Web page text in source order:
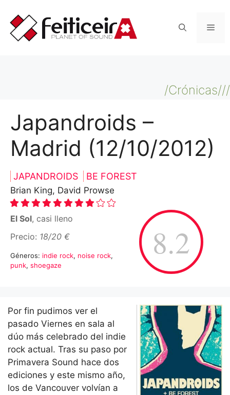
contenido
/Crónicas///
Japandroids –
Madrid (12/10/2012)
JAPANDROIDS BE FOREST
Brian King, David Prowse
8.2
El Sol, casi lleno
Precio: 18/20 €
Géneros: indie rock, noise rock,
punk, shoegaze
Por fin pudimos ver el
pasado Viernes en sala al
dúo más celebrado del indie
rock actual. Tras su paso por
Primavera Sound hace dos
ediciones y este mismo año,
los de Vancouver volvían a